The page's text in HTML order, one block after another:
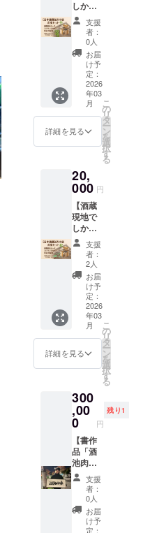
ターン
をご購
入した
旨をお
伝え下
さい。
ます。
地元で
親しま
れてい
るアイ
テム
や、蔵
元の想
いが詰
まった
オリジ
ナル
キーホ
ルダー
やス
テッ
カーな
ど現地
に行か
ないと
手に入
らない
アイテ
ム 内容
量：1個
しか手
に入ら
ない酒
蔵なら
ではの
限定品
(竹)】
旅の中
で出
会った
「その
土地、
その酒
蔵でし
入らな
い」限
定グッ
ズをお
届けし
ます。
地元で
親しま
れてい
るアイ
テム
や、蔵
元の想
いが詰
まった
オリジ
ナル
ターン
は
15,000
円のリ
ターン
と同じ
内容に
なりま
す。 名
称：
キーホ
ルダー
支援
者：
0人
お届
け予
定：
2026
年03
月
詳細を見る
こ
の
リ
タ
ー
ン
を
選
択
す
る
20,
000 円
【酒蔵
現地で
しか手
に入ら
ない酒
蔵なら
ではの
限定品
(松)】
旅の中
で出
会った
「その
土地、
その酒
蔵でし
入らな
い」限
定グッ
ズをお
届けし
ます。
地元で
親しま
れてい
るアイ
テム
や、蔵
元の想
支援
者：
2人
お届
け予
定：
2026
年03
月
詳細を見る
こ
の
リ
タ
ー
ン
を
選
択
す
る
300
,00
0 円
残り1
【書作
品「酒
池肉
林」】
キービ
ジュア
ルを揮
毫して
頂いた
支援
者：
0人
お届
け予
定：